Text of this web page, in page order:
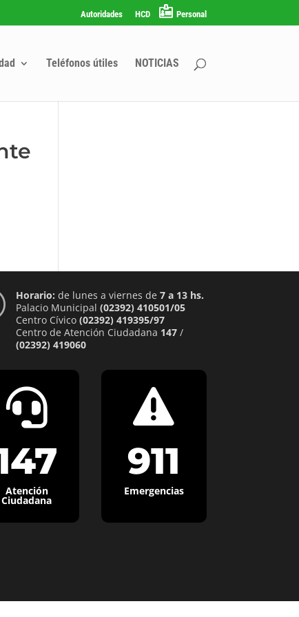
Autoridades HCD Personal
Teléfonos útiles NOTICIAS
Horario: de lunes a viernes de 7 a 13 hs.
Palacio Municipal (02392) 410501/05
Centro Cívico (02392) 419395/97
Centro de Atención Ciudadana 147/
(02392) 419060

Atención
Ciudadana

911
Emergencias